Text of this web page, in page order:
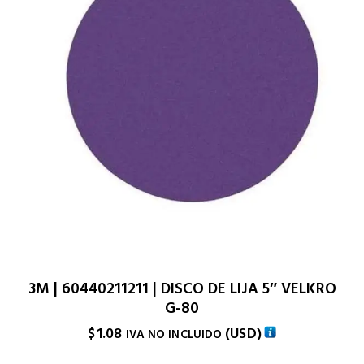
3M | 60440211211 | DISCO DE LIJA 5″ VELKRO
G-80
$1.08 IVA NO INCLUIDO (USD)